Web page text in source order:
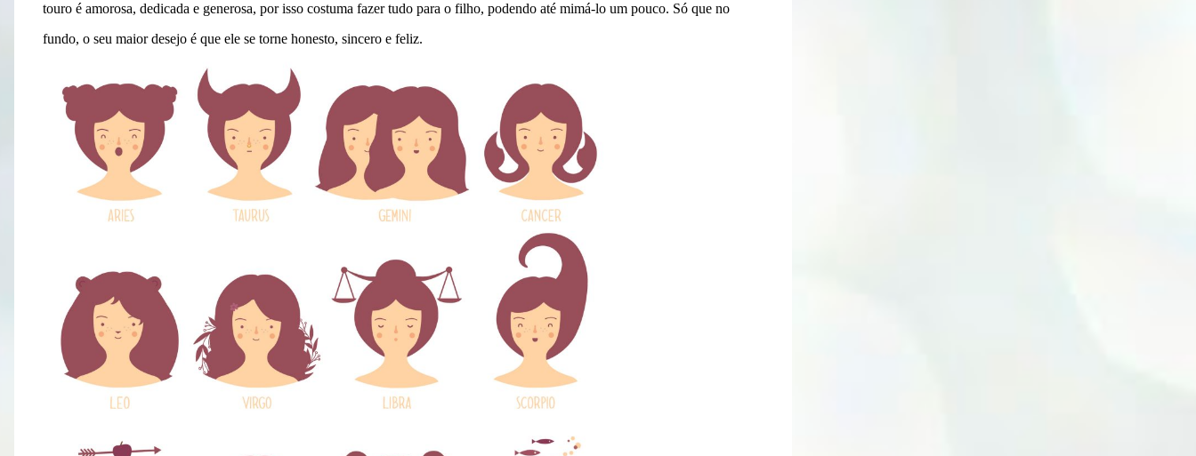
touro é amorosa, dedicada e generosa, por isso costuma fazer tudo para o filho, podendo até mimá-lo um pouco. Só que no
fundo, o seu maior desejo é que ele se torne honesto, sincero e feliz.